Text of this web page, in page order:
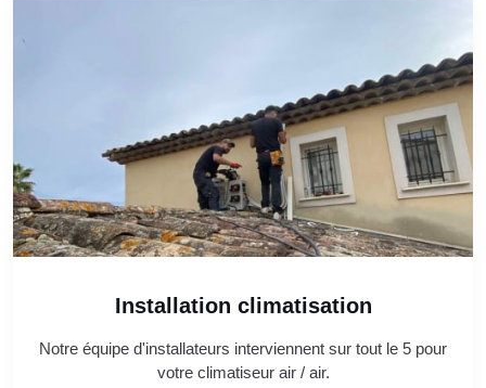
Installation climatisation
Notre équipe d'installateurs interviennent sur tout le 5 pour
votre climatiseur air / air.